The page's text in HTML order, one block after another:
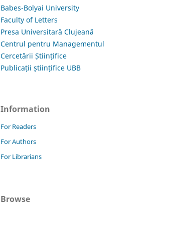
Babes-Bolyai University
Faculty of Letters
Presa Universitară Clujeană
Centrul pentru Managementul
Cercetării Științifice
Publicații științifice UBB
Information
For Readers
For Authors
For Librarians
Browse